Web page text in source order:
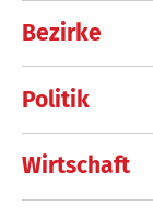
Bezirke
Politik
Wirtschaft